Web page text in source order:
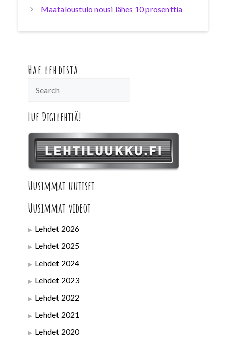
Maataloustulo nousi lähes 10 prosenttia
Hae lehdistä
Lue Digilehtiä!
Uusimmat uutiset
Uusimmat videot
Lehdet 2026
Lehdet 2025
Lehdet 2024
Lehdet 2023
Lehdet 2022
Lehdet 2021
Lehdet 2020